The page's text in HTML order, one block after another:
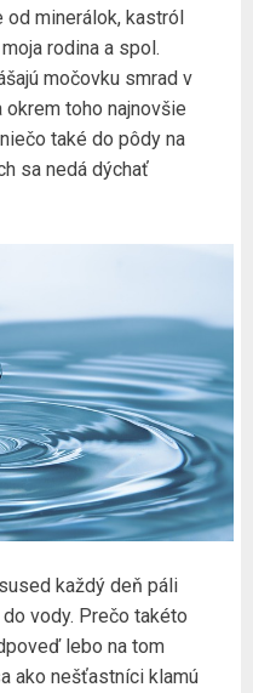
od minerálok, kastról
rodina a spol.
močovku smrad v
okrem toho najnovšie
také do pôdy na
sa nedá dýchať
každý deň páli
vody. Prečo takéto
lebo na tom
ako nešťastníci klamú